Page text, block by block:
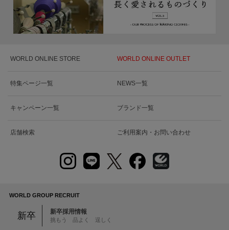
WORLD ONLINE STORE WORLD ONLINE OUTLET
特集ページ一覧 NEWS一覧
キャンペーン一覧 ブランド一覧
店舗検索 ご利用案内・お問い合わせ
WORLD GROUP RECRUIT
新卒 新卒採用情報
挑もう 品よく 逞しく